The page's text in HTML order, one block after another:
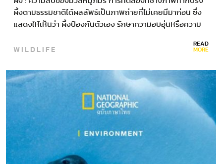
ผึ้งตามธรรมชาติได้ผลลัพธ์เป็นภาพถ่ายที่ไม่เคยมีมาก่อน ซึ่ง
แสดงให้เห็นว่า ผึ้งป้องกันตัวเอง รักษาความอบอุ่นหรือความ
WILDLIFE READ
MORE